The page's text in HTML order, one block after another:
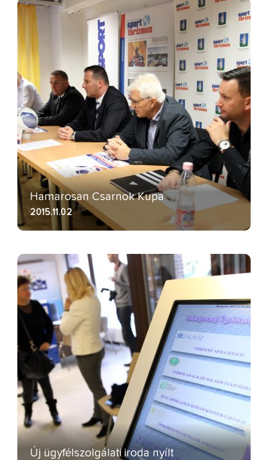
Hamarosan Csarnok Kupa
2015.11.02
Új ügyfélszolgálati iroda nyílt